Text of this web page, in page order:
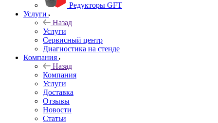
Редукторы GFT
Услуги
Назад
Услуги
Сервисный центр
Диагностика на стенде
Компания
Назад
Компания
Услуги
Доставка
Отзывы
Новости
Статьи